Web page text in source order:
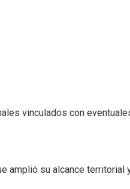
vinculados con
amplió su alcance territorial